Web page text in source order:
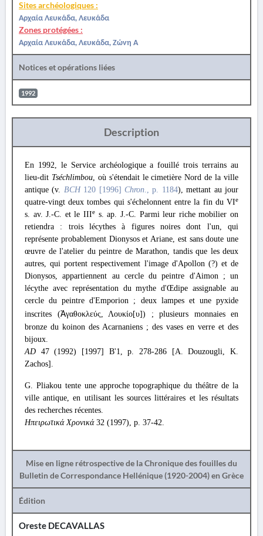
Sites archéologiques :
Αρχαία Λευκάδα, Λευκάδα
Zones protégées :
Αρχαία Λευκάδα, Λευκάδα, Ζώνη Α
Notices et opérations liées
1992
Description
En 1992, le Service archéologique a fouillé trois terrains au
lieu-dit Tséchlimbou, où s'étendait le cimetière Nord de la ville
antique (v. BCH 120 [1996]Chron., p. 1184), mettant au jour
quatre-vingt deux tombes qui s'échelonnent entre la fin du VIe
s. av. J.-C. et le IIIe s. ap. J.-C. Parmi leur riche mobilier on
retiendra : trois lécythes à figures noires dont l'un, qui
représente probablement Dionysos et Ariane, est sans doute une
œuvre de l'atelier du peintre de Marathon, tandis que les deux
autres, qui portent respectivement l'image d'Apollon (?) et de
Dionysos, appartiennent au cercle du peintre d'Aimon ; un
lécythe avec représentation du mythe d'Œdipe assignable au
cercle du peintre d'Emporion ; deux lampes et une pyxide
inscrites (Ἀγαθοκλεύς, Λουκίο[υ]) ; plusieurs monnaies en
bronze du koinon des Acarnaniens ; des vases en verre et des
bijoux.
AD 47 (1992) [1997] Β'1, p. 278-286 [A. Douzougli, K.
Zachos].
G. Pliakou tente une approche topographique du théâtre de la
ville antique, en utilisant les sources littéraires et les résultats
des recherches récentes.
Ηπειρωτικά Χρονικά32 (1997), p. 37-42.
Mise en ligne rétrospective de la Chronique des fouilles du
Bulletin de Correspondance Hellénique (1920-2004) en Grèce
Édition
Oreste DECAVALLAS